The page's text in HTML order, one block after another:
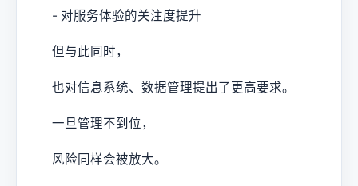
- 对服务体验的关注度提升
但与此同时，
也对信息系统、数据管理提出了更高要求。
一旦管理不到位，
风险同样会被放大。